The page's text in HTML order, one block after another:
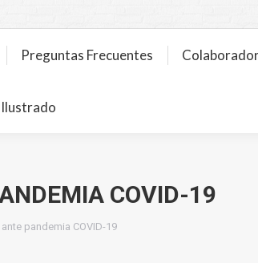
Preguntas Frecuentes
COVID-19
pandemia COVID-19